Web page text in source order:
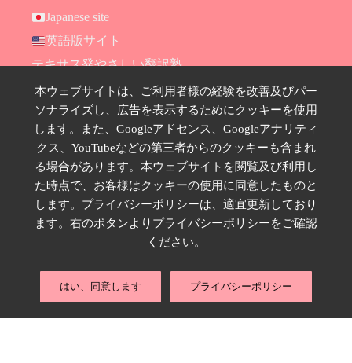
Japanese site
英語版サイト
テキサス発やさしい翻訳塾
Hana Ransom Shop
Site map
お問い合わせ
プライバシーポリシー
特定商取引法に基づく表示
SNSのフォローはこちら
本ウェブサイトは、ご利用者様の経験を改善及びパー
ソナライズし、広告を表示するためにクッキーを使用
します。また、Googleアドセンス、Googleアナリティ
クス、YouTubeなどの第三者からのクッキーも含まれ
る場合があります。本ウェブサイトを閲覧及び利用し
た時点で、お客様はクッキーの使用に同意したものと
します。プライバシーポリシーは、適宜更新しており
ます。右のボタンよりプライバシーポリシーをご確認
ください。
はい、同意します プライバシーポリシー